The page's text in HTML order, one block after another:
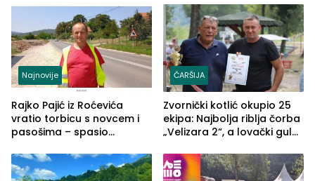
(FOTO)
Najnovije
Rajko Pajić iz Roćevića
vratio torbicu s novcem i
pasošima – spasio
Grčkoj
ČARŠIJA
Zvornički kotlić okupio 25
ekipa: Najbolja riblja čorba
„Velizara 2“, a lovački gulaš